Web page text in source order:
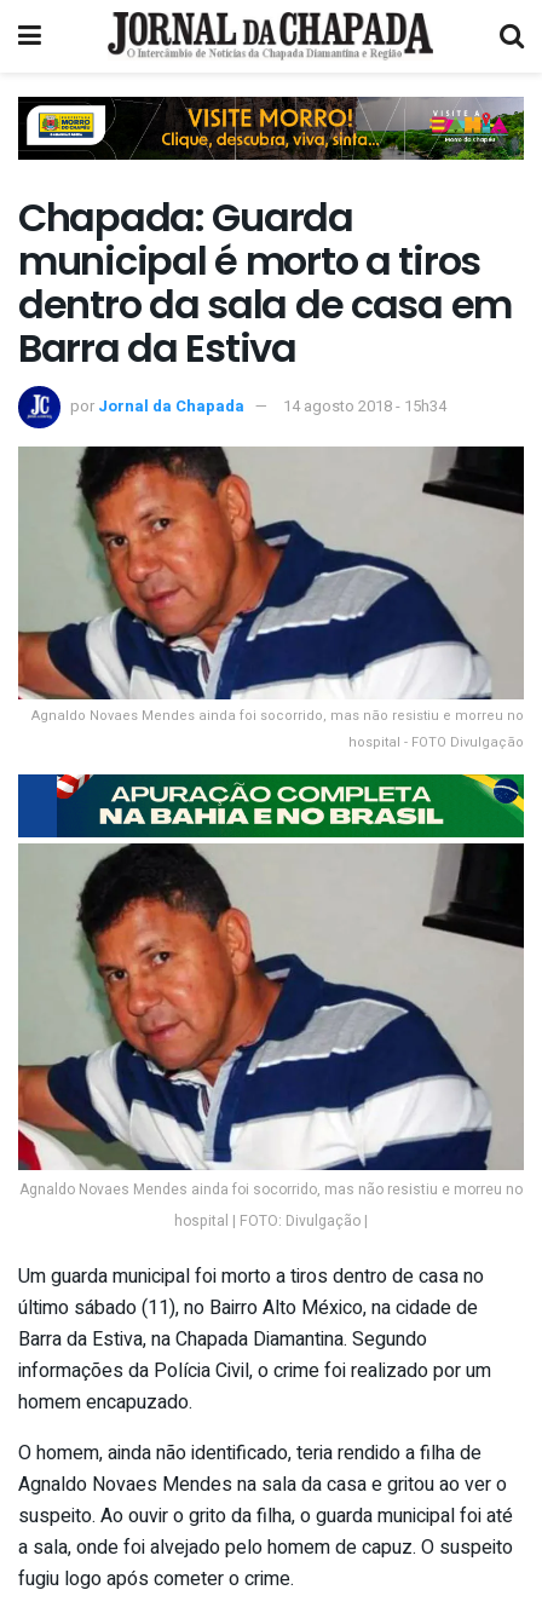
Chapada: Guarda
municipal é morto a tiros
dentro da sala de casa em
Barra da Estiva
por Jornal da Chapada 14 agosto 2018 - 15h34
Agnaldo Novaes Mendes ainda foi socorrido, mas não resistiu e morreu no
hospital - FOTO Divulgação
Agnaldo Novaes Mendes ainda foi socorrido, mas não resistiu e morreu no
hospital | FOTO: Divulgação |
Um guarda municipal foi morto a tiros dentro de casa no
último sábado (11), no Bairro Alto México, na cidade de
Barra da Estiva, na Chapada Diamantina. Segundo
informações da Polícia Civil, o crime foi realizado por um
homem encapuzado.
O homem, ainda não identificado, teria rendido a filha de
Agnaldo Novaes Mendes na sala da casa e gritou ao ver o
suspeito. Ao ouvir o grito da filha, o guarda municipal foi até
a sala, onde foi alvejado pelo homem de capuz. O suspeito
fugiu logo após cometer o crime.